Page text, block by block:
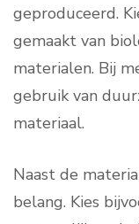
geproduceerd.
gemaakt van
materialen. Bij
gebruik van
materiaal.
Naast de
belang. Kies